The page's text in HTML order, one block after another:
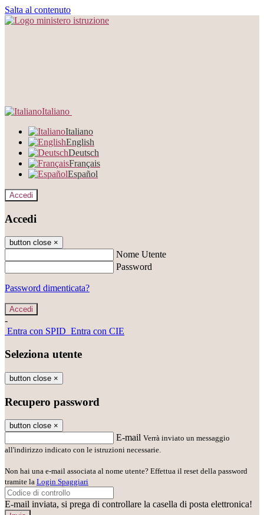
Salta al contenuto
Italiano
Italiano
English
Deutsch
Français
Español
Accedi
Accedi
button close ×
Nome Utente
Password
Password dimenticata?
-
Entra con SPID Entra con CIE
Seleziona utente
button close ×
Recupero password
button close ×
E-mail Verrà inviato un messaggio
all'indirizzo indicato con le istruzioni necessarie.
Non hai una e-mail associata al nome utente? Effettua il reset della password
tramite la Login Spaggiari
E-mail inviata, si prega di controllare la casella di posta elettronica!